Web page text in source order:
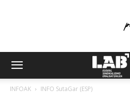
INFOAK INFO SutaGar (ESP)